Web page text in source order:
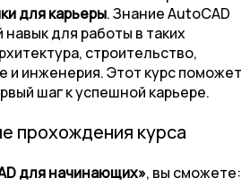
для карьеры. Знание AutoCAD
для работы в таких
строительство,
и инженерия. Этот курс поможет
шаг к успешной карьере.
прохождения курса
для начинающих», вы сможете: